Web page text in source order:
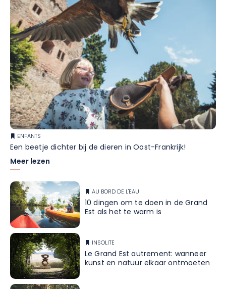
ENFANTS
Een beetje dichter bij de dieren in Oost-Frankrijk!
Meer lezen
AU BORD DE L'EAU
10 dingen om te doen in de Grand
Est als het te warm is
INSOLITE
Le Grand Est autrement: wanneer
kunst en natuur elkaar ontmoeten